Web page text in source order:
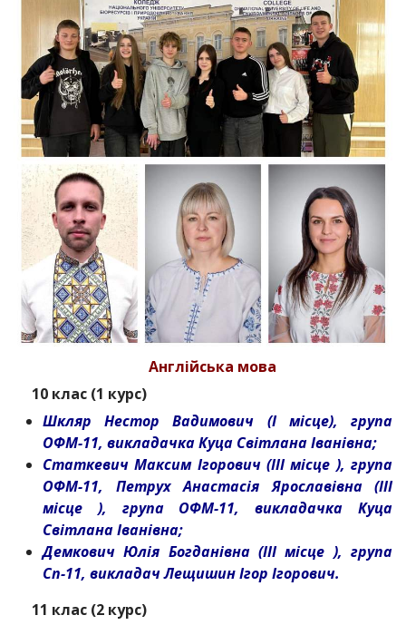
Англійська мова
10 клас (1 курс)
Шкляр Нестор Вадимович (І місце), група
ОФМ-11, викладачка Куца Світлана Іванівна;
Статкевич Максим Ігорович (ІІІ місце ), група
ОФМ-11, Петрух Анастасія Ярославівна (ІІІ
місце ), група ОФМ-11, викладачка Куца
Світлана Іванівна;
Демкович Юлія Богданівна (ІІІ місце ), група
Сп-11, викладач Лещишин Ігор Ігорович.
11 клас (2 курс)